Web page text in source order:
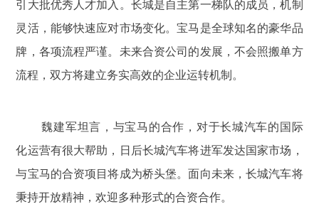
引大批优秀人才加入。长城是自主第一梯队的成员，机制
灵活，能够快速应对市场变化。宝马是全球知名的豪华品
牌，各项流程严谨。未来合资公司的发展，不会照搬单方
流程，双方将建立务实高效的企业运转机制。
魏建军坦言，与宝马的合作，对于长城汽车的国际
化运营有很大帮助，日后长城汽车将进军发达国家市场，
与宝马的合资项目将成为桥头堡。面向未来，长城汽车将
秉持开放精神，欢迎多种形式的合资合作。